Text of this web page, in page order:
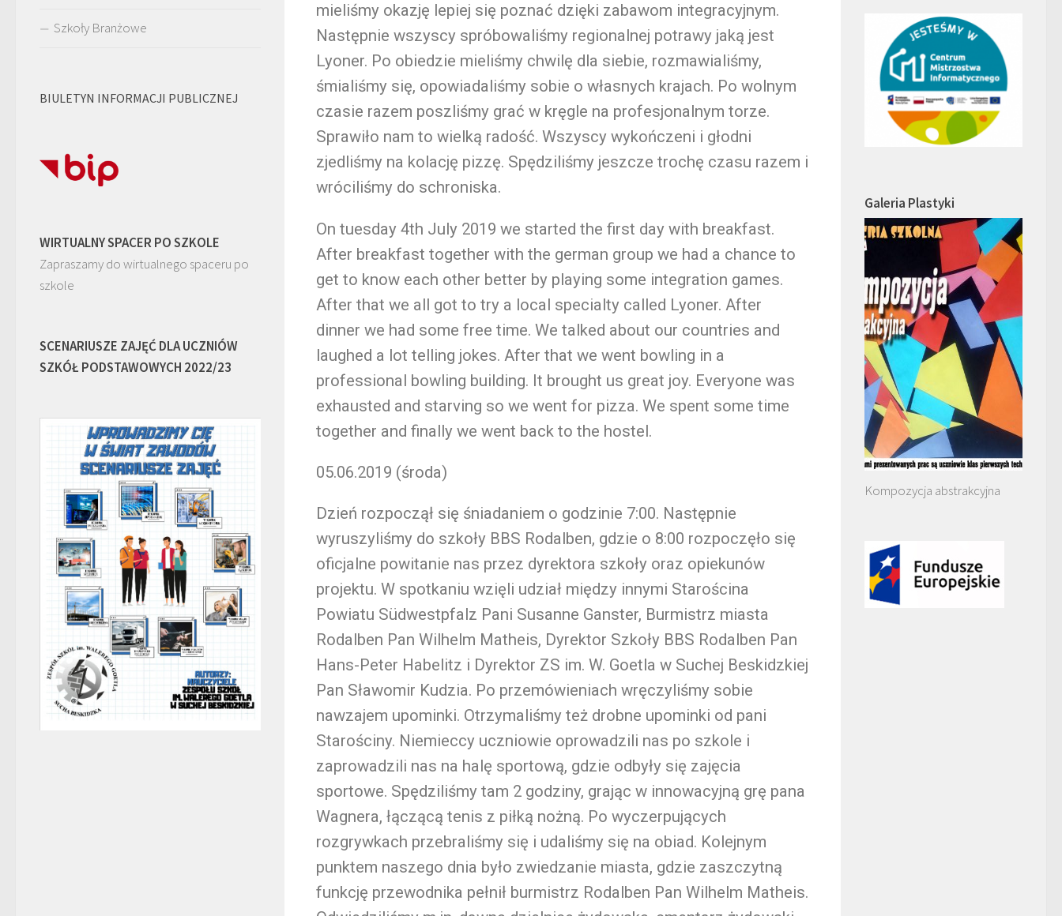
mieliśmy okazję lepiej się poznać dzięki zabawom integracyjnym.
Następnie wszyscy spróbowaliśmy regionalnej potrawy jaką jest
Lyoner. Po obiedzie mieliśmy chwilę dla siebie, rozmawialiśmy,
śmialiśmy się, opowiadaliśmy sobie o własnych krajach. Po wolnym
czasie razem poszliśmy grać w kręgle na profesjonalnym torze.
Sprawiło nam to wielką radość. Wszyscy wykończeni i głodni
zjedliśmy na kolację pizzę. Spędziliśmy jeszcze trochę czasu razem i
wróciliśmy do schroniska.
On tuesday 4th July 2019 we started the first day with breakfast.
After breakfast together with the german group we had a chance to
get to know each other better by playing some integration games.
After that we all got to try a local specialty called Lyoner. After
dinner we had some free time. We talked about our countries and
laughed a lot telling jokes. After that we went bowling in a
professional bowling building. It brought us great joy. Everyone was
exhausted and starving so we went for pizza. We spent some time
together and finally we went back to the hostel.
05.06.2019 (środa)
Dzień rozpoczął się śniadaniem o godzinie 7:00. Następnie
wyruszyliśmy do szkoły BBS Rodalben, gdzie o 8:00 rozpoczęło się
oficjalne powitanie nas przez dyrektora szkoły oraz opiekunów
projektu. W spotkaniu wzięli udział między innymi Starościna
Powiatu Südwestpfalz Pani Susanne Ganster, Burmistrz miasta
Rodalben Pan Wilhelm Matheis, Dyrektor Szkoły BBS Rodalben Pan
Hans-Peter Habelitz i Dyrektor ZS im. W. Goetla w Suchej Beskidzkiej
Pan Sławomir Kudzia. Po przemówieniach wręczyliśmy sobie
nawzajem upominki. Otrzymaliśmy też drobne upominki od pani
Starościny. Niemieccy uczniowie oprowadzili nas po szkole i
zaprowadzili nas na halę sportową, gdzie odbyły się zajęcia
sportowe. Spędziliśmy tam 2 godziny, grając w innowacyjną grę pana
Wagnera, łączącą tenis z piłką nożną. Po wyczerpujących
rozgrywkach przebraliśmy się i udaliśmy się na obiad. Kolejnym
punktem naszego dnia było zwiedzanie miasta, gdzie zaszczytną
funkcję przewodnika pełnił burmistrz Rodalben Pan Wilhelm Matheis.
Szkoły Branżowe
BIULETYN INFORMACJI PUBLICZNEJ
WIRTUALNY SPACER PO SZKOLE
Zapraszamy do wirtualnego spaceru po
szkole
SCENARIUSZE ZAJĘĆ DLA UCZNIÓW
SZKÓŁ PODSTAWOWYCH 2022/23
Galeria Plastyki
Kompozycja abstrakcyjna